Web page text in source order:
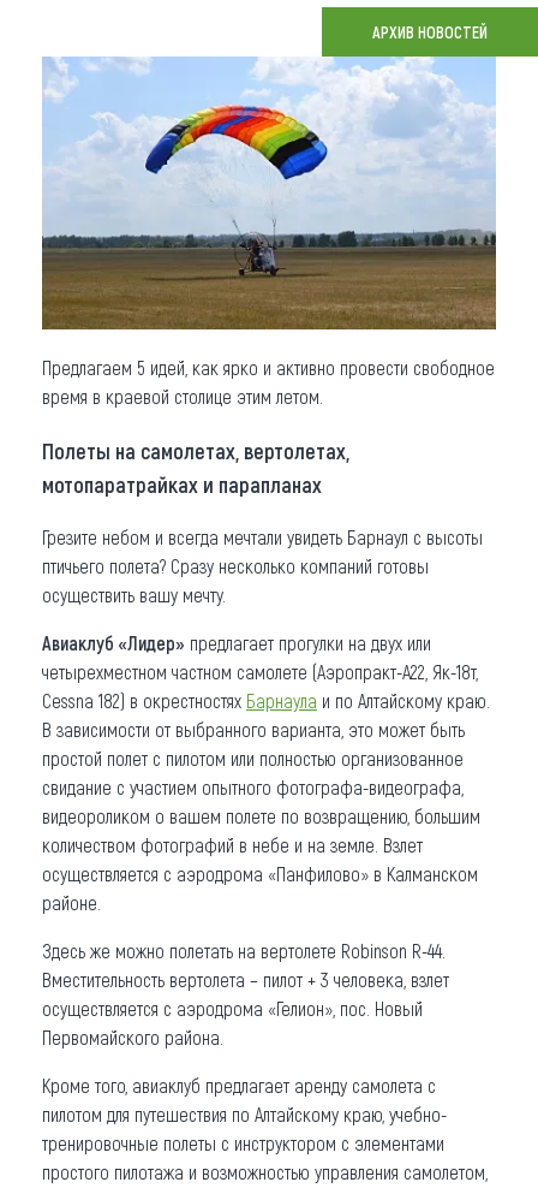
О регионе
Коллекция впечатлений
Другие рубрики
АРХИВ НОВОСТЕЙ
Предлагаем 5 идей, как ярко и активно провести свободное
время в краевой столице этим летом.
Полеты на самолетах, вертолетах,
мотопаратрайках и парапланах
Грезите небом и всегда мечтали увидеть Барнаул с высоты
птичьего полета? Сразу несколько компаний готовы
осуществить вашу мечту.
Авиаклуб «Лидер» предлагает прогулки на двух или
четырехместном частном самолете (Аэропракт-А22, Як-18т,
Cessna 182) в окрестностях Барнаула и по Алтайскому краю.
В зависимости от выбранного варианта, это может быть
простой полет с пилотом или полностью организованное
свидание с участием опытного фотографа-видеографа,
видеороликом о вашем полете по возвращению, большим
количеством фотографий в небе и на земле. Взлет
осуществляется с аэродрома «Панфилово» в Калманском
районе.
Здесь же можно полетать на вертолете Robinson R-44.
Вместительность вертолета – пилот + 3 человека, взлет
осуществляется с аэродрома «Гелион», пос. Новый
Первомайского района.
Кроме того, авиаклуб предлагает аренду самолета с
пилотом для путешествия по Алтайскому краю, учебно-
тренировочные полеты с инструктором с элементами
простого пилотажа и возможностью управления самолетом,